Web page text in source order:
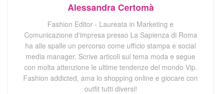
Alessandra Certomà
Fashion Editor - Laureata in Marketing e
Comunicazione d'impresa presso La Sapienza di Roma
ha alle spalle un percorso come ufficio stampa e social
media manager. Scrive articoli sul tema moda e segue
con molta attenzione le ultime tendenze del mondo Vip.
Fashion addicted, ama lo shopping online e giocare con
outfit tutti diversi!